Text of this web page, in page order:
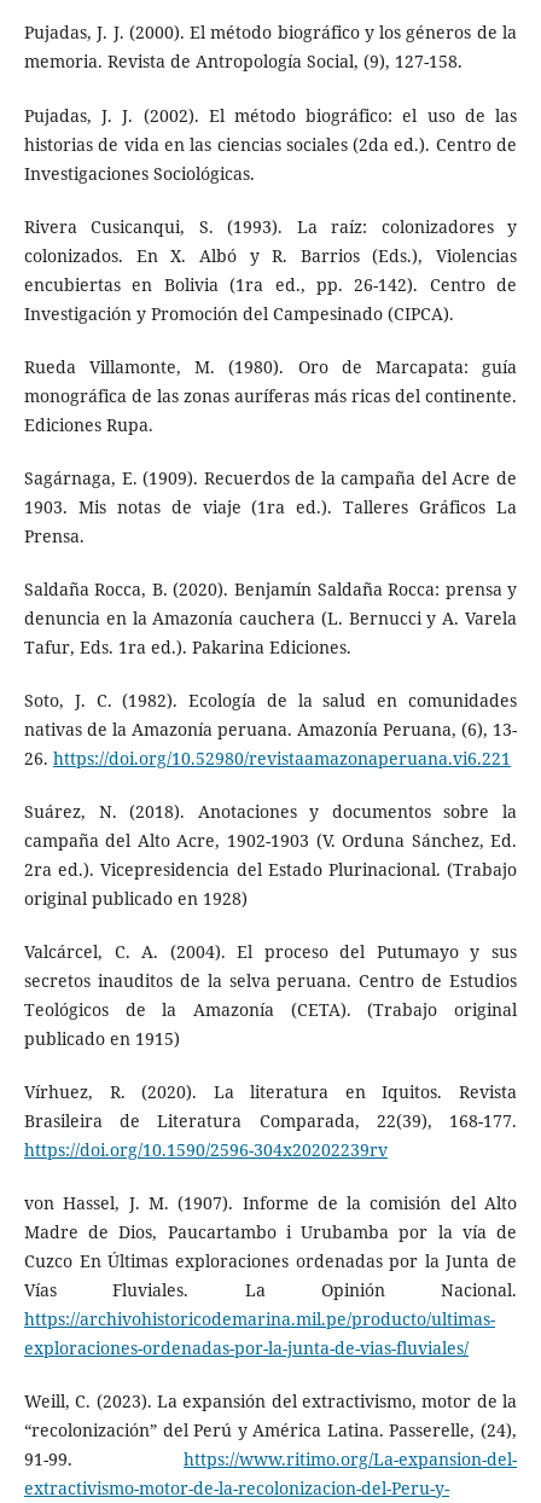
Pujadas, J. J. (2000). El método biográfico y los géneros de la
memoria. Revista de Antropología Social, (9), 127-158.
Pujadas, J. J. (2002). El método biográfico: el uso de las
historias de vida en las ciencias sociales (2da ed.). Centro de
Investigaciones Sociológicas.
Rivera Cusicanqui, S. (1993). La raíz: colonizadores y
colonizados. En X. Albó y R. Barrios (Eds.), Violencias
encubiertas en Bolivia (1ra ed., pp. 26-142). Centro de
Investigación y Promoción del Campesinado (CIPCA).
Rueda Villamonte, M. (1980). Oro de Marcapata: guía
monográfica de las zonas auríferas más ricas del continente.
Ediciones Rupa.
Sagárnaga, E. (1909). Recuerdos de la campaña del Acre de
1903. Mis notas de viaje (1ra ed.). Talleres Gráficos La
Prensa.
Saldaña Rocca, B. (2020). Benjamín Saldaña Rocca: prensa y
denuncia en la Amazonía cauchera (L. Bernucci y A. Varela
Tafur, Eds. 1ra ed.). Pakarina Ediciones.
Soto, J. C. (1982). Ecología de la salud en comunidades
nativas de la Amazonía peruana. Amazonía Peruana, (6), 13-
26. https://doi.org/10.52980/revistaamazonaperuana.vi6.221
Suárez, N. (2018). Anotaciones y documentos sobre la
campaña del Alto Acre, 1902-1903 (V. Orduna Sánchez, Ed.
2ra ed.). Vicepresidencia del Estado Plurinacional. (Trabajo
original publicado en 1928)
Valcárcel, C. A. (2004). El proceso del Putumayo y sus
secretos inauditos de la selva peruana. Centro de Estudios
Teológicos de la Amazonía (CETA). (Trabajo original
publicado en 1915)
Vírhuez, R. (2020). La literatura en Iquitos. Revista
Brasileira de Literatura Comparada, 22(39), 168-177.
https://doi.org/10.1590/2596-304x20202239rv
von Hassel, J. M. (1907). Informe de la comisión del Alto
Madre de Dios, Paucartambo i Urubamba por la vía de
Cuzco En Últimas exploraciones ordenadas por la Junta de
Vías Fluviales. La Opinión Nacional.
https://archivohistoricodemarina.mil.pe/producto/ultimas-
exploraciones-ordenadas-por-la-junta-de-vias-fluviales/
Weill, C. (2023). La expansión del extractivismo, motor de la
“recolonización” del Perú y América Latina. Passerelle, (24),
91-99.https://www.ritimo.org/La-expansion-del-
extractivismo-motor-de-la-recolonizacion-del-Peru-y-